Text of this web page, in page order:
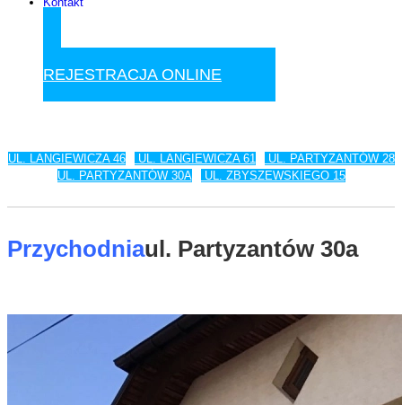
REJESTRACJA ONLINE
UL. LANGIEWICZA 46 UL. LANGIEWICZA 61
UL. PARTYZANTÓW 28
UL. PARTYZANTÓW 30A
UL. ZBYSZEWSKIEGO 15
Przychodniaul. Partyzantów 30a